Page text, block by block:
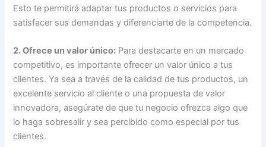
Esto te permitirá adaptar tus productos o servicios para
satisfacer sus demandas y diferenciarte de la competencia.
2. Ofrece un valor único: Para destacarte en un mercado
competitivo, es importante ofrecer un valor único a tus
clientes. Ya sea a través de la calidad de tus productos, un
excelente servicio al cliente o una propuesta de valor
innovadora, asegúrate de que tu negocio ofrezca algo que
lo haga sobresalir y sea percibido como especial por tus
clientes.